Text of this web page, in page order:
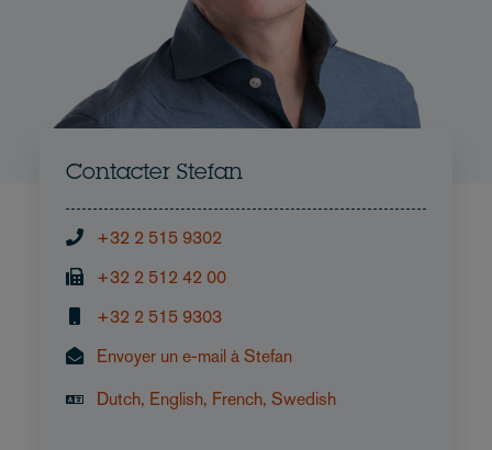
Contacter Stefan
+32 2 515 9302
+32 2 512 42 00
+32 2 515 9303
Envoyer un e-mail à Stefan
Dutch, English, French, Swedish